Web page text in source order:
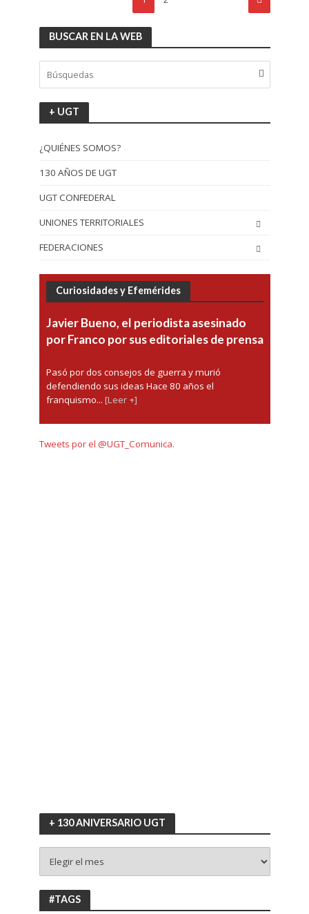
BUSCAR EN LA WEB
+ UGT
¿QUIÉNES SOMOS?
130 AÑOS DE UGT
UGT CONFEDERAL
UNIONES TERRITORIALES
FEDERACIONES
Curiosidades y Efemérides
Javier Bueno, el periodista asesinado
por Franco por sus editoriales de prensa
Pasó por dos consejos de guerra y murió
defendiendo sus ideas Hace 80 años el
franquismo... [Leer +]
Tweets por el @UGT_Comunica.
+ 130 ANIVERSARIO UGT
130
ANIVERSARIO
UGT
#TAGS